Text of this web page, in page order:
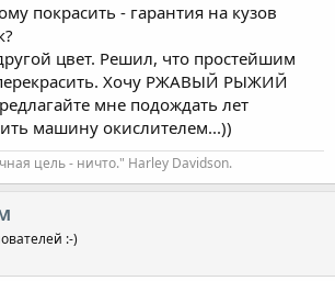
покрасить - гарантия на кузов
цвет. Решил, что простейшим
Хочу РЖАВЫЙ РЫЖИЙ
мне подождать лет
машину окислителем...))
цель - ничто." Harley Davidson.
:-)